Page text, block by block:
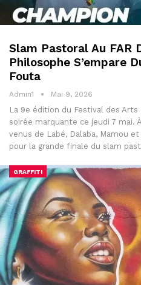
Slam Pastoral Au FAR
Philosophe S’empare
Fouta
Admin1 Mai 9, 2026
La 9e édition du Festival des
soirée marquante ce jeudi 7 mai.
venus de Labé, Dalaba, Mamou
pour la grande finale du slam
GRAFFITI